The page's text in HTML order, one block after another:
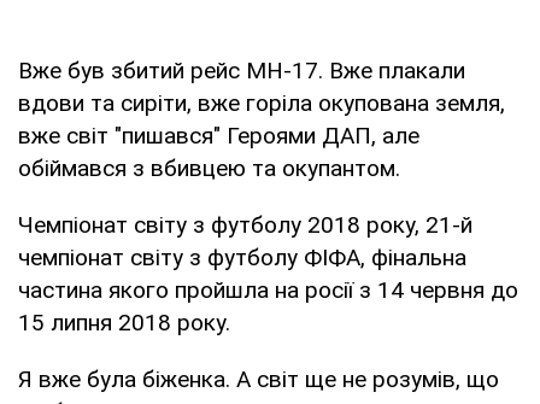
Вже був збитий рейс МН-17. Вже плакали
вдови та сиріти, вже горіла окупована земля,
вже світ "пишався" Героями ДАП, але
обіймався з вбивцею та окупантом.
Чемпіонат світу з футболу 2018 року, 21-й
чемпіонат світу з футболу ФІФА, фінальна
частина якого пройшла на росії з 14 червня до
15 липня 2018 року.
Я вже була біженка. А світ ще не розумів, що